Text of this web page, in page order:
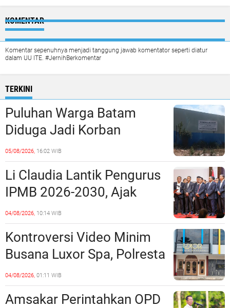
KOMENTAR
Komentar sepenuhnya menjadi tanggung jawab komentator seperti diatur
dalam UU ITE. #JernihBerkomentar
TERKINI
Puluhan Warga Batam
Diduga Jadi Korban
Penipuan Kavling Hingga
Miliaran Rupiah, Laporan ke
Polda Kepri Jalan di
Tempat?
05/08/2026, 16:02 WIB
Li Claudia Lantik Pengurus
IPMB 2026-2030, Ajak
Perkuat Kerukunan dan
Sinergi dengan Pemko
Batam
04/08/2026, 10:14 WIB
Kontroversi Video Minim
Busana Luxor Spa, Polresta
Barelang Usut Tuntas
Unsur Pelanggaran Hukum
04/08/2026, 01:11 WIB
Amsakar Perintahkan OPD